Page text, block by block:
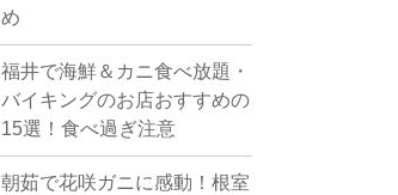
め
福井で海鮮＆カニ食べ放題・
バイキングのお店おすすめの
15選！食べ過ぎ注意
朝茹で花咲ガニに感動！根室